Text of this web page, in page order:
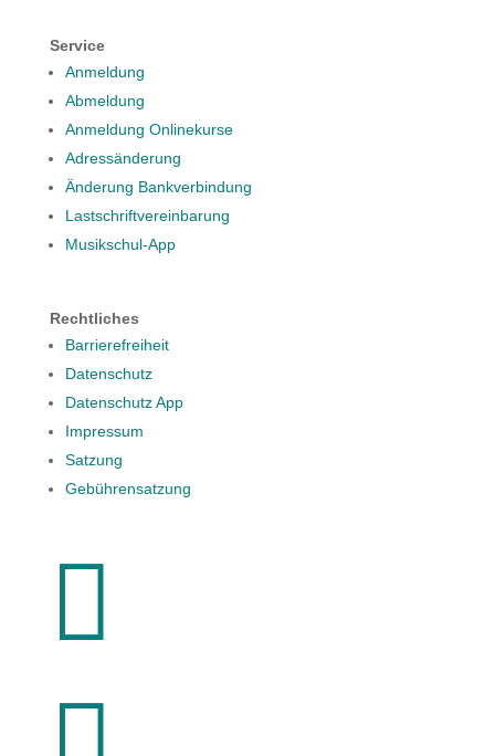
Service
Anmeldung
Abmeldung
Anmeldung Onlinekurse
Adressänderung
Änderung Bankverbindung
Lastschriftvereinbarung
Musikschul-App
Rechtliches
Barrierefreiheit
Datenschutz
Datenschutz App
Impressum
Satzung
Gebührensatzung
